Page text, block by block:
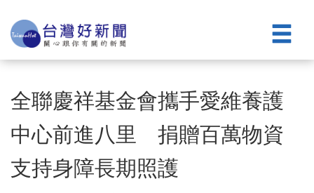
全聯慶祥基金會攜手愛維養護
中心前進八里 捐贈百萬物資
支持身障長期照護